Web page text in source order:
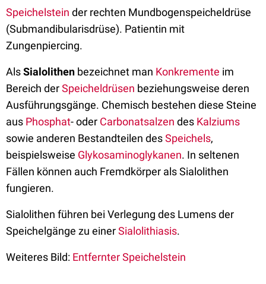
Speichelstein der rechten Mundbogenspeicheldrüse
(Submandibularisdrüse). Patientin mit
Zungenpiercing.
AlsSialolithen bezeichnet man Konkremente im
Bereich derSpeicheldrüsen beziehungsweise deren
Ausführungsgänge. Chemisch bestehen diese Steine
aus Phosphat- oder Carbonatsalzen des Kalziums
sowie anderen Bestandteilen desSpeichels,
beispielsweise Glykosaminoglykanen. In seltenen
Fällen können auch Fremdkörper als Sialolithen
fungieren.
Sialolithen führen bei Verlegung des Lumens der
Speichelgänge zu einerSialolithiasis.
Weiteres Bild: Entfernter Speichelstein